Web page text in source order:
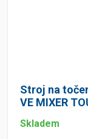
Stroj na
VE MIXER
Skladem